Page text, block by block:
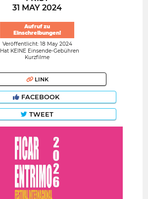
31 MAY 2024
Aufruf zu
Einschreibungen!
Veröffentlicht: 18 May 2024
Hat KEINE Einsende-Gebühren
Kurzfilme
LINK
FACEBOOK
TWEET